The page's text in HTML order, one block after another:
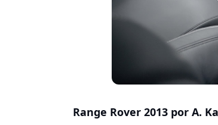
Range Rover 2013 por A.